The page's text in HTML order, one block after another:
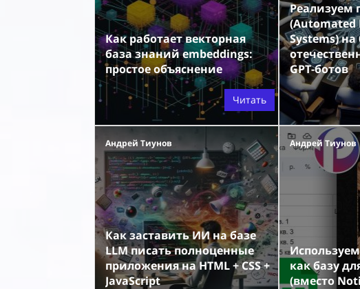
Как работает векторная
база знаний embeddings:
простое объяснение
Читать
Реализуем
(Automated
Systems) на
GPT-ботов
Андрей Тиунов
Как заставить ИИ на базе
LLM писать полноценные
приложения на HTML + CSS +
JavaScript
Андрей Тиунов
как базу
(вместо